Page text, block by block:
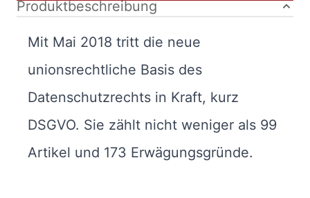
Produktbeschreibung
Mit Mai 2018 tritt die neue
unionsrechtliche Basis des
Datenschutzrechts in Kraft, kurz
DSGVO. Sie zählt nicht weniger als 99
Artikel und 173 Erwägungsgründe.